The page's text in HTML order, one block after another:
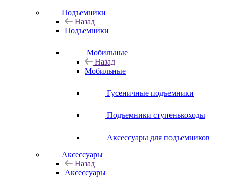
Подъемники
Назад
Подъемники
Мобильные
Назад
Мобильные
Гусеничные подъемники
Подъемники ступенькоходы
Аксессуары для подъемников
Аксессуары
Назад
Аксессуары